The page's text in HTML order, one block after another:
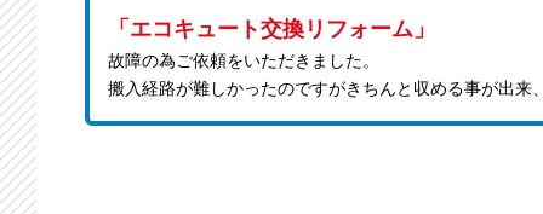
「エコキュート交換リフォーム」
故障の為ご依頼をいただきました。
搬入経路が難しかったのですがきちんと収める事が出来